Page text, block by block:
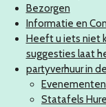
Bezorgen
Informatie en
Heeft u iets niet
suggesties laat
partyverhuur in
Statafels